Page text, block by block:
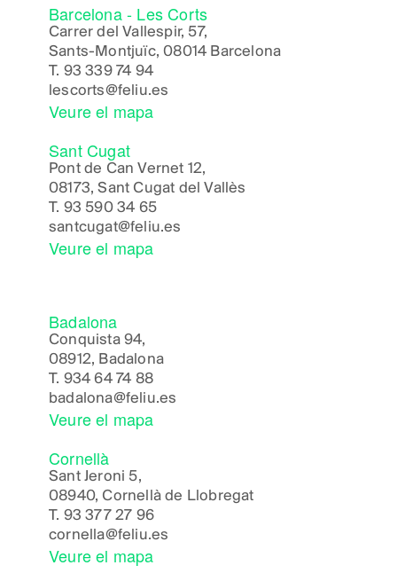
Barcelona - Les Corts
Carrer del Vallespir, 57,
Sants-Montjuïc, 08014 Barcelona
T. 93 339 74 94
lescorts@feliu.es
Veure el mapa
Sant Cugat
Pont de Can Vernet 12,
08173, Sant Cugat del Vallès
T. 93 590 34 65
santcugat@feliu.es
Veure el mapa
Badalona
Conquista 94,
08912, Badalona
T. 934 64 74 88
badalona@feliu.es
Veure el mapa
Cornellà
Sant Jeroni 5,
08940, Cornellà de Llobregat
T. 93 377 27 96
cornella@feliu.es
Veure el mapa